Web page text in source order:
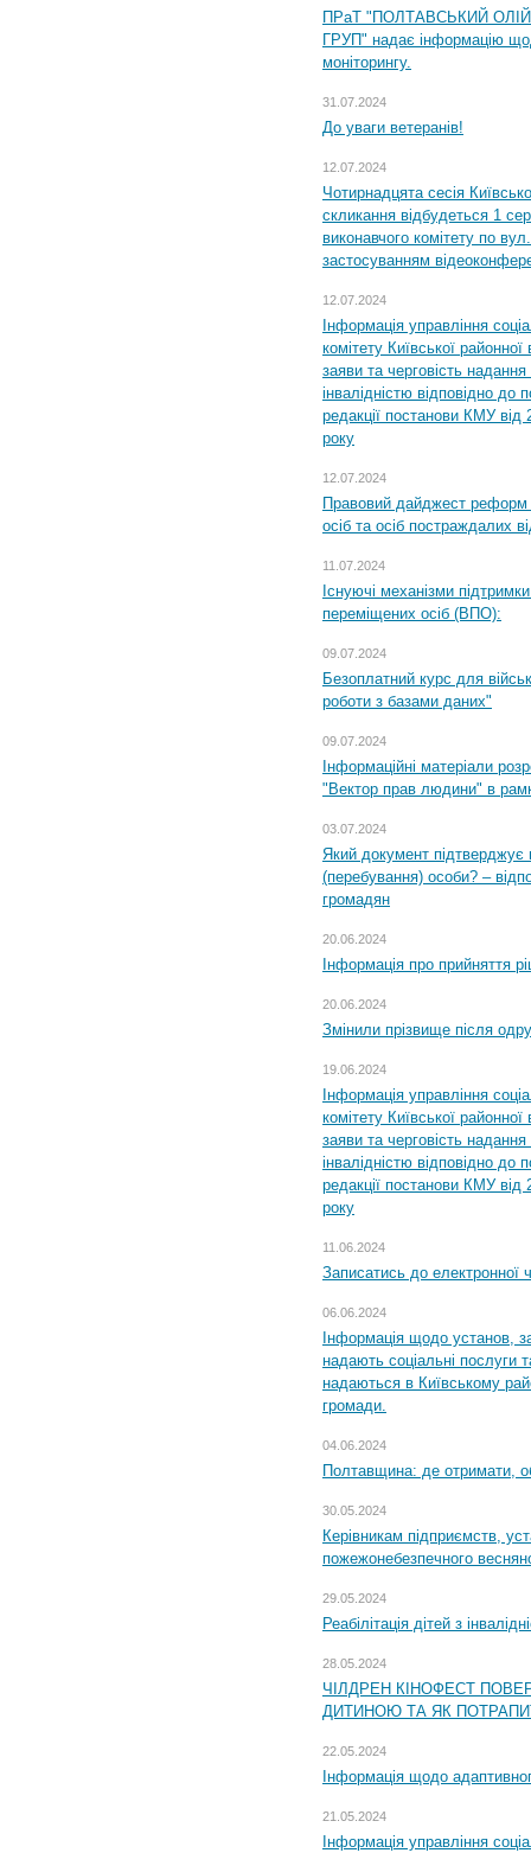
ПРаТ "ПОЛТАВСЬКИЙ
ГРУП" надає інформацію
моніторингу.
31.07.2024
До уваги ветеранів!
12.07.2024
Чотирнадцята сесія
скликання відбудеться 1
виконавчого комітету по
застосуванням
12.07.2024
Інформація управління
комітету Київської
заяви та черговість надання
інвалідністю відповідно
редакції постанови КМУ
року
12.07.2024
Правовий дайджест реформ
осіб та осіб постраждалих
11.07.2024
Існуючі механізми
переміщених осіб (ВПО):
09.07.2024
Безоплатний курс для
роботи з базами даних"
09.07.2024
Інформаційні матеріали
"Вектор прав людини" в
03.07.2024
Який документ підтверджує
(перебування) особи? –
громадян
20.06.2024
Інформація про прийняття
20.06.2024
Змінили прізвище після
19.06.2024
Інформація управління
комітету Київської
заяви та черговість надання
інвалідністю відповідно
редакції постанови КМУ
року
11.06.2024
Записатись до електронної
06.06.2024
Інформація щодо установ,
надають соціальні послуги
надаються в Київському
громади.
04.06.2024
Полтавщина: де отримати,
30.05.2024
Керівникам підприємств,
пожежонебезпечного
29.05.2024
Реабілітація дітей з
28.05.2024
ЧІЛДРЕН КІНОФЕСТ
ДИТИНОЮ ТА ЯК
22.05.2024
Інформація щодо
21.05.2024
Інформація управління